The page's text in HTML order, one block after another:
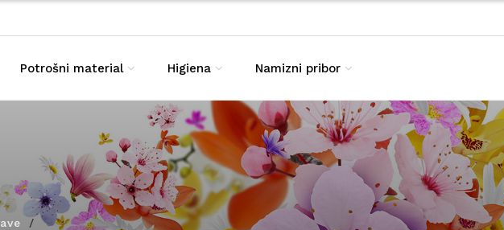
Potrošni material Higiena Namizni pribor